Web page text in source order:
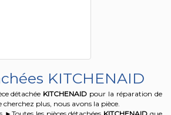
KITCHENAID
détachée KITCHENAID pour la réparation de
plus, nous avons la pièce.